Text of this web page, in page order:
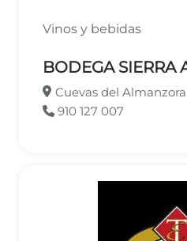
Vinos y bebidas
BODEGA SIERRA
Cuevas del Almanzora
910 127 007